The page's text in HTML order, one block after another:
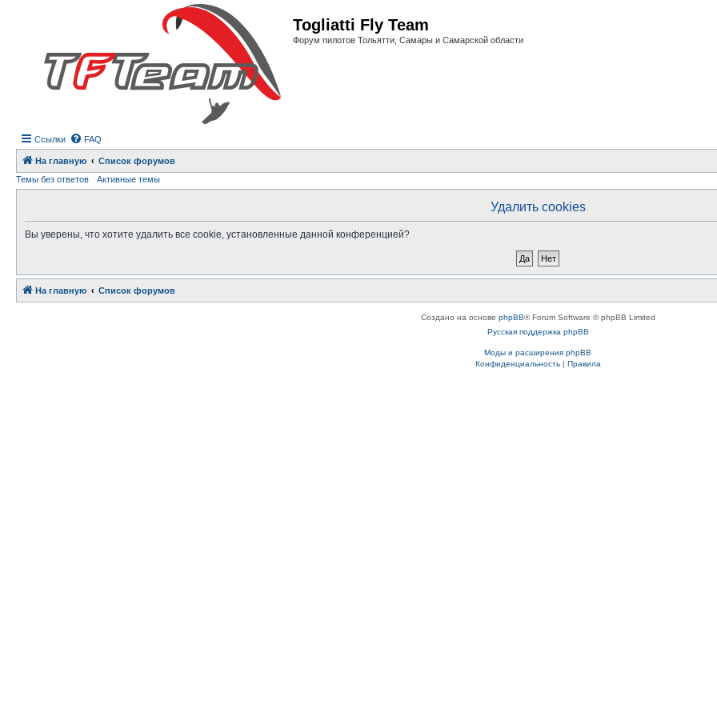
Togliatti Fly Team
Форум пилотов Тольятти, Самары и Самарской области
Ссылки FAQ
На главную
Список форумов
Темы без ответов
Активные темы
Удалить cookies
Вы уверены, что хотите удалить все cookie, установленные данной конференцией?
На главную Список форумов
Связаться с
Создано на основе phpBB® Forum Software © phpBB Limited
Русская поддержка phpBB
Моды и расширения phpBB
Конфиденциальность| Правила